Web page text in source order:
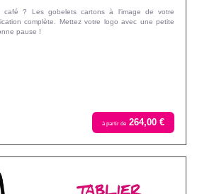
? Les gobelets cartons à l'image de votre
complète. Mettez votre logo avec une petite
pause !
à partir de 264,00 €